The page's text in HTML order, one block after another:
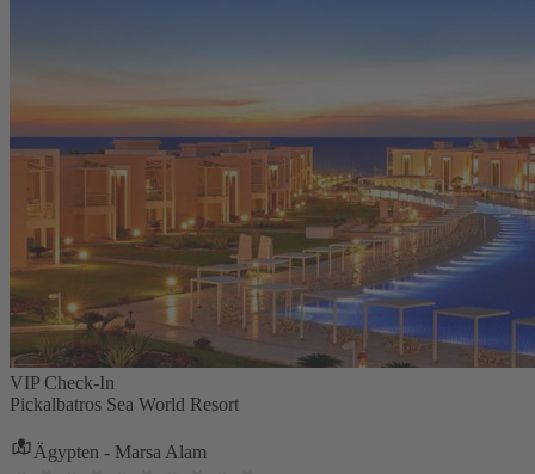
VIP Check-In
Pickalbatros Sea World Resort
Ägypten - Marsa Alam